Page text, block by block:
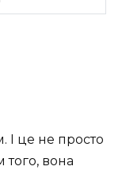
І це не просто
того, вона